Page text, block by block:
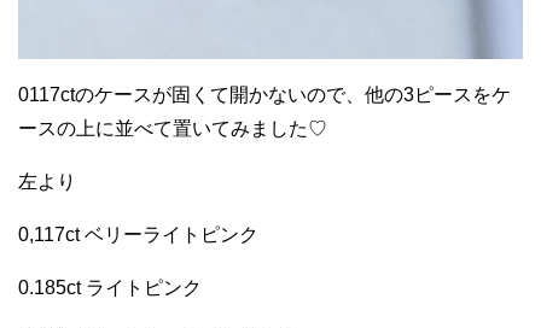
0117ctのケースが固くて開かないので、他の3ピースをケ
ースの上に並べて置いてみました♡
左より
0,117ct ベリーライトピンク
0.185ct ライトピンク